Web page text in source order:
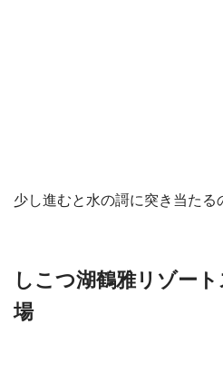
少し進むと水の謌に突き当たる
しこつ湖鶴雅リゾー
場